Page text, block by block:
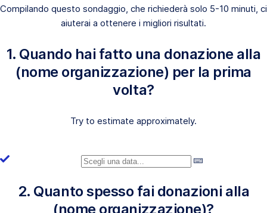
Compilando questo sondaggio, che richiederà solo 5-10 minuti, ci
aiuterai a ottenere i migliori risultati.
1. Quando hai fatto una donazione alla
(nome organizzazione) per la prima
volta?
Try to estimate approximately.
2. Quanto spesso fai donazioni alla
(nome organizzazione)?